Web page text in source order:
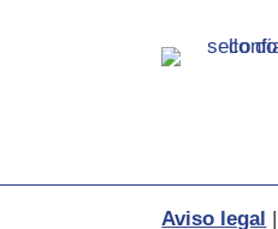
Aviso legal |